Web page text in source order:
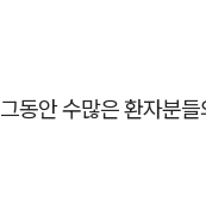
그동안 수많은 환자분